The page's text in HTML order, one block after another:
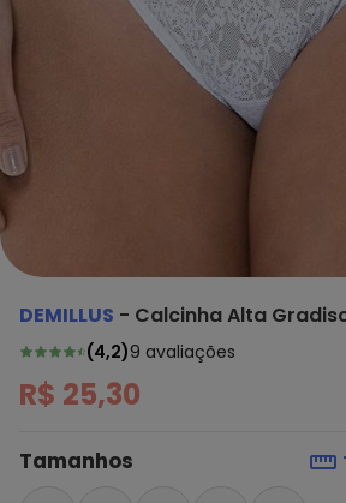
DEMILLUS - Calcinha Alta
(4,2)9 avaliações
R$ 25,30
Tamanhos